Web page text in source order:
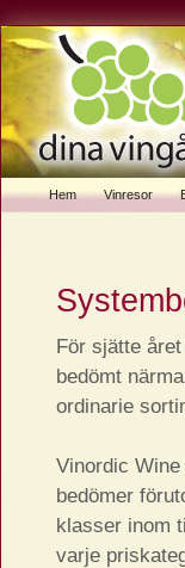
Hem Vinresor
För sjätte
bedömt
ordinarie
Vinordic
bedömer
klasser inom
varje